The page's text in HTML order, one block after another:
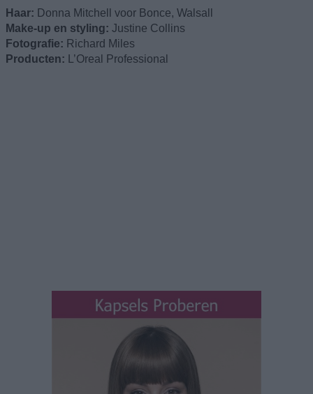
Haar: Donna Mitchell voor Bonce, Walsall
Make-up en styling: Justine Collins
Fotografie: Richard Miles
Producten: L’Oreal Professional